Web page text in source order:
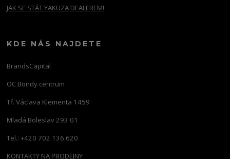
JAK SE STÁT YAKUZA DEALEREM!
KDE NÁS NAJDETE
BrandsCapital
OC Bondy centrum
Tř. Václava Klementa 1459
Mladá Boleslav 293 01
Tel.: +420 702 136 620
KONTAKTY NA PRODEJNY